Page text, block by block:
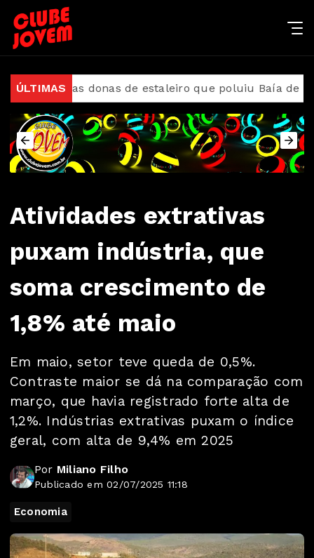
ÚLTIMAS
donas de estaleiro que poluiu Baía de Guanabara
Atividades extrativas
puxam indústria, que
soma crescimento de
1,8% até maio
Em maio, setor teve queda de 0,5%.
Contraste maior se dá na comparação com
março, que havia registrado forte alta de
1,2%. Indústrias extrativas puxam o índice
geral, com alta de 9,4% em 2025
Por Miliano Filho
Publicado em 02/07/2025 11:18
Economia